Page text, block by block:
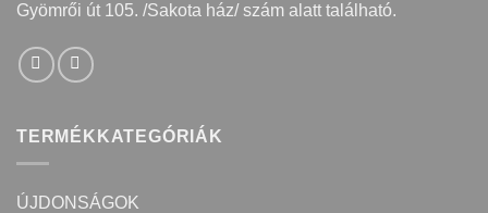
Gyömrői út 105. /Sakota ház/ szám alatt található.
TERMÉKKATEGÓRIÁK
ÚJDONSÁGOK